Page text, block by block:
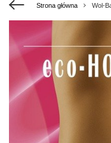
Strona główna Wol-